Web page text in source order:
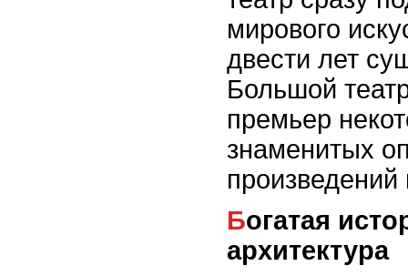
мирового
двести лет
Большой
премьер
знаменитых
Богатая история и великолепная
архитектура